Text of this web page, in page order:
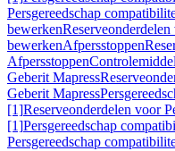
Persgereedschap
bewerken
bewerkenAfpersstoppen
Afpersstoppen
Geberit Mapress
Geberit Mapress
[1]Reserveonderdelen voor
[1]Persgereedschap
Persgereedschap